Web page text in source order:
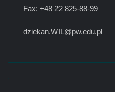
Fax: +48 22 825-88-99
dziekan.WIL@pw.edu.pl